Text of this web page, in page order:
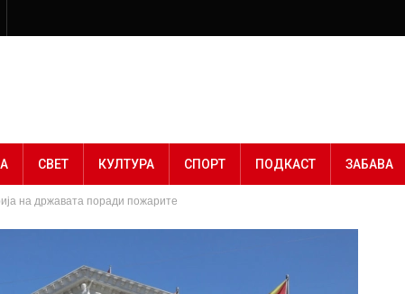
СВЕТ КУЛТУРА СПОРТ ПОДКАСТ ЗАБАВА
на државата поради пожарите